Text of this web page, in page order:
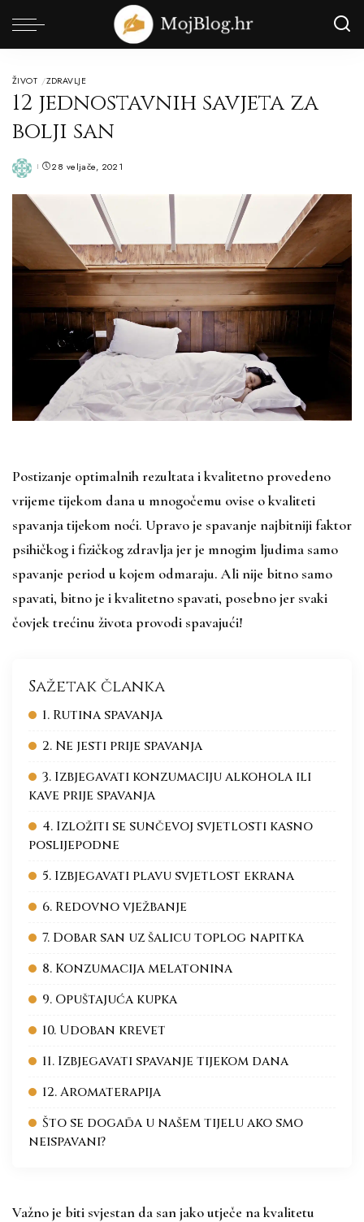
ŽIVOT ZDRAVLJE
12 jednostavnih savjeta za
bolji san
Posted28 veljače, 2021
Postizanje optimalnih rezultata i kvalitetno provedeno
vrijeme tijekom dana u mnogočemu ovise o kvaliteti
spavanja tijekom noći. Upravo je spavanje najbitniji faktor
psihičkog i fizičkog zdravlja jer je mnogim ljudima samo
spavanje period u kojem odmaraju. Ali nije bitno samo
spavati, bitno je i kvalitetno spavati, posebno jer svaki
čovjek trećinu života provodi spavajući!
Sažetak članka
1. Rutina spavanja
2. Ne jesti prije spavanja
3. Izbjegavati konzumaciju alkohola ili
kave prije spavanja
4. Izložiti se sunčevoj svjetlosti kasno
poslijepodne
5. Izbjegavati plavu svjetlost ekrana
6. Redovno vježbanje
7. Dobar san uz šalicu toplog napitka
8. Konzumacija melatonina
9. Opuštajuća kupka
10. Udoban krevet
11. Izbjegavati spavanje tijekom dana
12. Aromaterapija
Što se događa u našem tijelu ako smo
neispavani?
Važno je biti svjestan da san jako utječe na kvalitetu